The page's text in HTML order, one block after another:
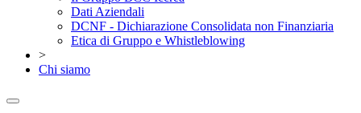
Dati Aziendali
DCNF - Dichiarazione Consolidata non Finanziaria
Etica di Gruppo e Whistleblowing
>
Chi siamo